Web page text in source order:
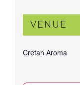
VENUE
Cretan Aroma